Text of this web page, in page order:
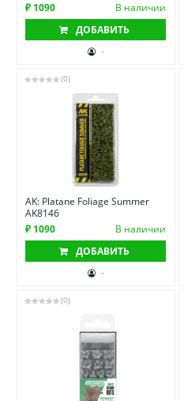
₽ 1090
В наличии
ДОБАВИТЬ
-
(0)
AK: Platane Foliage Summer
AK8146
₽ 1090
В наличии
ДОБАВИТЬ
-
(0)